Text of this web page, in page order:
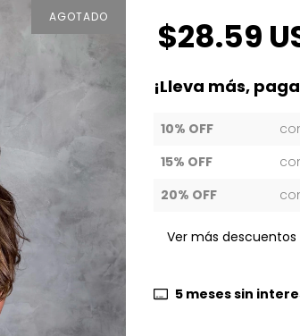
AGOTADO $28.59
¡Lleva más,
10% OFF
15% OFF
20% OFF
Ver más descuentos
5meses sin